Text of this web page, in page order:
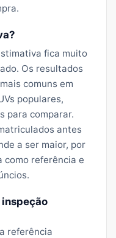
fica muito
Os resultados
comuns em
populares,
para comparar.
antes
a ser maior, por
como referência e
referência